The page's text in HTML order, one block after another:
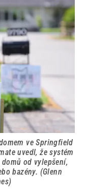
ve Springfield
uvedl, že systém
od vylepšení,
bazény. (Glenn